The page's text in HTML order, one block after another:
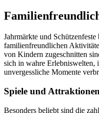
Jahrmärkte und
familienfreundlichen
von Kindern zugeschnitten
sich in wahre Erlebniswelten,
unvergessliche Momente
Spiele und
Besonders beliebt sind die